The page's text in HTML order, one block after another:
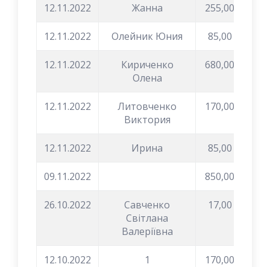
12.11.2022 Жанна 255,00
12.11.2022 Олейник Юния 85,00
12.11.2022
Кириченко
Олена
680,00
12.11.2022
Литовченко
Виктория
170,00
12.11.2022 Ирина 85,00
09.11.2022 850,00
26.10.2022
Савченко
Світлана
Валеріївна
17,00
12.10.2022 1 170,00